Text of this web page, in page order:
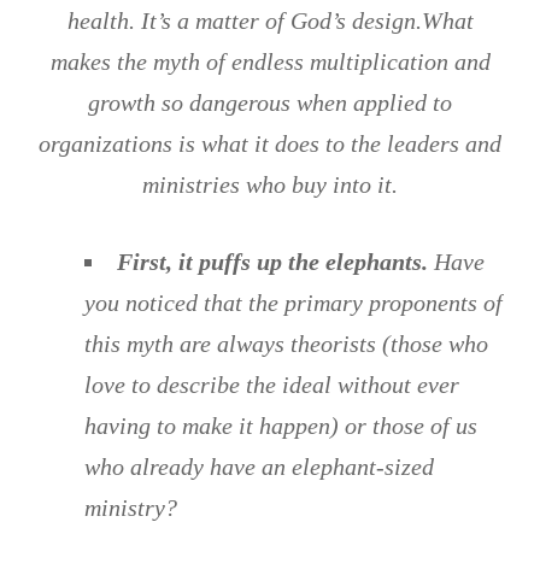
health. It’s a matter of God’s design.What
makes the myth of endless multiplication and
growth so dangerous when applied to
organizations is what it does to the leaders and
ministries who buy into it.
First, it puffs up the elephants. Have
you noticed that the primary proponents of
this myth are always theorists (those who
love to describe the ideal without ever
having to make it happen) or those of us
who already have an elephant-sized
ministry?